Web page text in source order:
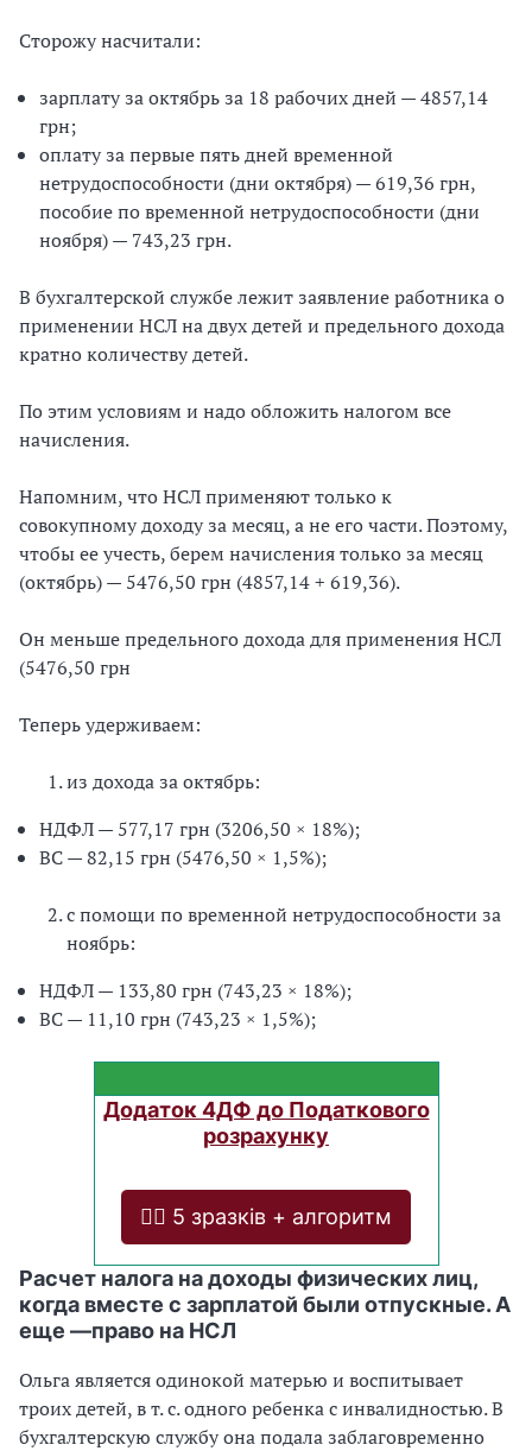
Сторожу насчитали:
зарплату за октябрь за 18 рабочих дней — 4857,14
грн;
оплату за первые пять дней временной
нетрудоспособности (дни октября) — 619,36 грн,
пособие по временной нетрудоспособности (дни
ноября) — 743,23 грн.
В бухгалтерской службе лежит заявление работника о
применении НСЛ на двух детей и предельного дохода
кратно количеству детей.
По этим условиям и надо обложить налогом все
начисления.
Напомним, что НСЛ применяют только к
совокупному доходу за месяц, а не его части. Поэтому,
чтобы ее учесть, берем начисления только за месяц
(октябрь) — 5476,50 грн (4857,14 + 619,36).
Он меньше предельного дохода для применения НСЛ
(5476,50 грн
Теперь удерживаем:
из дохода за октябрь:
НДФЛ — 577,17 грн (3206,50 × 18%);
ВС — 82,15 грн (5476,50 × 1,5%);
с помощи по временной нетрудоспособности за
ноябрь:
НДФЛ — 133,80 грн (743,23 × 18%);
ВС — 11,10 грн (743,23 × 1,5%);
Додаток 4ДФ до Податкового
розрахунку
❤️‍🔥 5 зразків + алгоритм
Расчет налога на доходы физических лиц,
когда вместе с зарплатой были отпускные. А
еще —право на НСЛ
Ольга является одинокой матерью и воспитывает
троих детей, в т. с. одного ребенка с инвалидностью. В
бухгалтерскую службу она подала заблаговременно